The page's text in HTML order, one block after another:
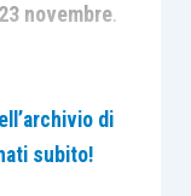
novembre.
in
per i
di
subito!